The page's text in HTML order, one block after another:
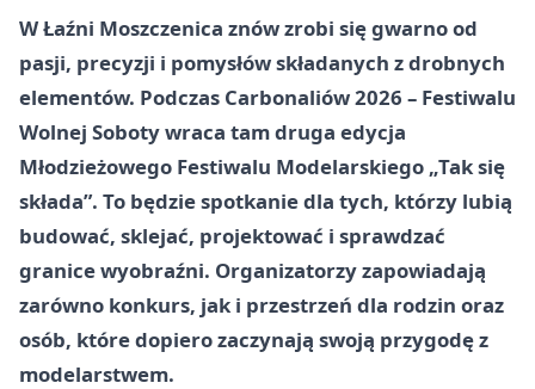
W Łaźni Moszczenica znów zrobi się gwarno od
pasji, precyzji i pomysłów składanych z drobnych
elementów. Podczas Carbonaliów 2026 – Festiwalu
Wolnej Soboty wraca tam druga edycja
Młodzieżowego Festiwalu Modelarskiego „Tak się
składa”. To będzie spotkanie dla tych, którzy lubią
budować, sklejać, projektować i sprawdzać
granice wyobraźni. Organizatorzy zapowiadają
zarówno konkurs, jak i przestrzeń dla rodzin oraz
osób, które dopiero zaczynają swoją przygodę z
modelarstwem.